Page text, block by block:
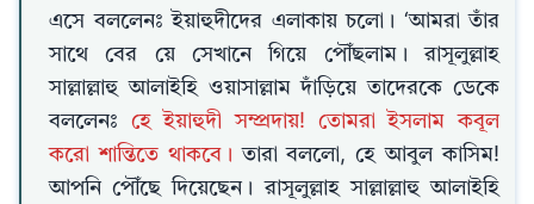
এসে বললেনঃ ইয়াহুদীদের এলাকায় চলো। ‘আমরা তাঁর
সাথে বের য়ে সেখানে গিয়ে পৌঁছলাম। রাসূলুল্লাহ
সাল্লাল্লাহু আলাইহি ওয়াসাল্লাম দাঁড়িয়ে তাদেরকে ডেকে
বললেনঃ হে ইয়াহুদী সম্প্রদায়! তোমরা ইসলাম কবূল
করো শান্তিতে থাকবে।তারা বললো, হে আবুল কাসিম!
আপনি পৌঁছে দিয়েছেন। রাসূলুল্লাহ সাল্লাল্লাহু আলাইহি